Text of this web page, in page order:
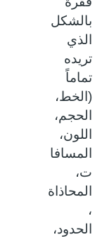
بالشكل
الذي
تريده
تماماً
(الخط،
الحجم،
اللون،
المسافا
ت،
المحاذاة
الحدود،